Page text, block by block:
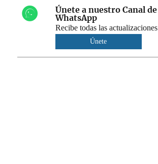
Únete a nuestro Canal de
WhatsApp
Recibe todas las actualizaciones
Únete